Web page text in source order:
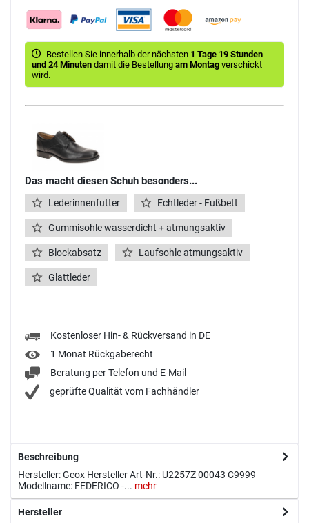
Bestellen Sie innerhalb der nächsten 1 Tage 19 Stunden
und 24 Minuten damit die Bestellung am Montag verschickt
wird.
Das macht diesen Schuh besonders...
Lederinnenfutter Echtleder - Fußbett
Gummisohle wasserdicht + atmungsaktiv
Blockabsatz Laufsohle atmungsaktiv
Glattleder
Kostenloser Hin- & Rückversand in DE
1 Monat Rückgaberecht
Beratung per Telefon und E-Mail
geprüfte Qualität vom Fachhändler
Beschreibung
Hersteller: Geox Hersteller Art-Nr.: U2257Z 00043 C9999
Modellname: FEDERICO -... mehr
Hersteller